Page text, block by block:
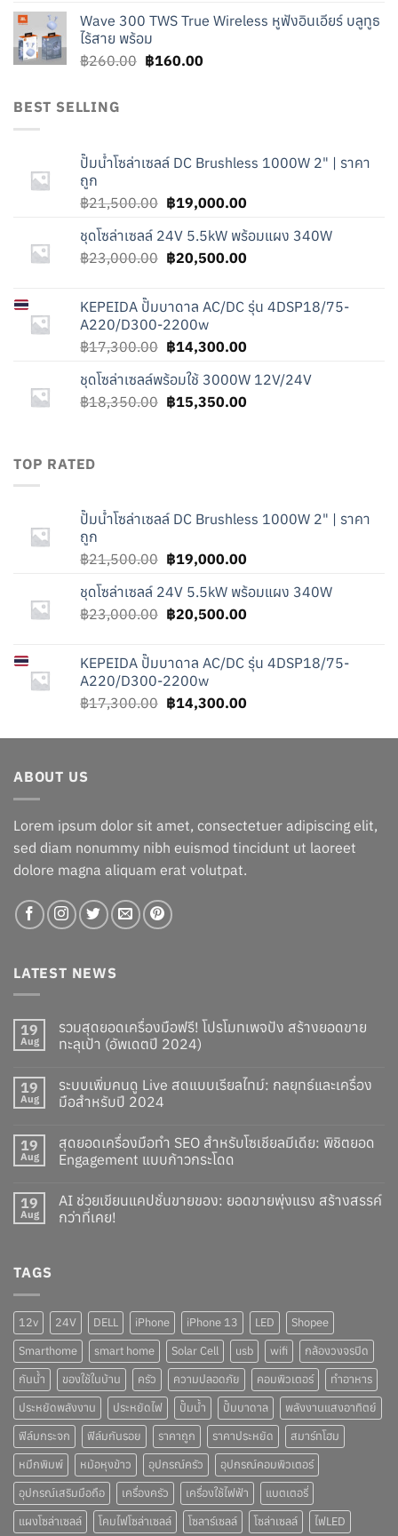
฿276.00.฿176.00.
Wave 300 TWS True Wireless หูฟังอินเอียร์ บลูทูธ
ไร้สาย พร้อม
฿260.00 Original
฿160.00Current
BEST SELLING
ปั๊มน้ำโซล่าเซลล์ DC Brushless 1000W 2" | ราคา
ถูก
฿21,500.00 Original
was:
฿21,500.00.
฿19,000.00Current
is:
฿19,000.00.
ชุดโซล่าเซลล์ 24V 5.5kW พร้อมแผง 340W
฿23,000.00 Original
฿23,000.00.
฿20,500.00Current
฿20,500.00.
KEPEIDA ปั๊มบาดาล AC/DC รุ่น 4DSP18/75-
A220/D300-2200w
฿17,300.00 Original
was:
฿17,300.00.
฿14,300.00Current
is:
฿14,300.00.
ชุดโซล่าเซลล์พร้อมใช้ 3000W 12V/24V
฿18,350.00 Original
฿15,350.00Current
TOP RATED
ปั๊มน้ำโซล่าเซลล์ DC Brushless 1000W 2" | ราคา
ถูก
฿21,500.00 Original
was:
฿21,500.00.
฿19,000.00Current
is:
฿19,000.00.
ชุดโซล่าเซลล์ 24V 5.5kW พร้อมแผง 340W
฿23,000.00 Original
฿23,000.00.
฿20,500.00Current
฿20,500.00.
KEPEIDA ปั๊มบาดาล AC/DC รุ่น 4DSP18/75-
A220/D300-2200w
฿17,300.00 Original
was:
฿14,300.00Current
is:
ABOUT US
Lorem ipsum dolor sit amet, consectetuer adipiscing elit,
sed diam nonummy nibh euismod tincidunt ut laoreet
dolore magna aliquam erat volutpat.
LATEST NEWS
19
Aug
รวมสุดยอดเครื่องมือฟรี! โปรโมทเพจปัง สร้างยอดขาย
ทะลุเป้า (อัพเดตปี 2024)
19
Aug
ระบบเพิ่มคนดู Live สดแบบเรียลไทม์: กลยุทธ์และเครื่อง
มือสำหรับปี 2024
19
Aug
สุดยอดเครื่องมือทำ SEO สำหรับโซเชียลมีเดีย: พิชิตยอด
Engagement แบบก้าวกระโดด
19
Aug
AI ช่วยเขียนแคปชั่นขายของ: ยอดขายพุ่งแรง สร้างสรรค์
กว่าที่เคย!
TAGS
12v 24V DELL iPhone iPhone 13 LED
Shopee
Smarthome
smart home Solar Cell usb wifi
กล้องวงจรปิด
กันน้ำ
ของใช้ในบ้าน ครัว ความปลอดภัย คอมพิวเตอร์
ทำอาหาร
ประหยัดพลังงาน
ประหยัดไฟ ปั๊มน้ำ ปั๊มบาดาล
พลังงานแสงอาทิตย์
ฟิล์มกระจก
ฟิล์มกันรอย ราคาถูก ราคาประหยัด
สมาร์ทโฮม
หมึกพิมพ์
หม้อหุงข้าว อุปกรณ์ครัว
อุปกรณ์คอมพิวเตอร์
อุปกรณ์เสริมมือถือ
เครื่องครัว เครื่องใช้ไฟฟ้า
แบตเตอรี่
แผงโซล่าเซลล์
โคมไฟโซล่าเซลล์ โซลาร์เซลล์ โซล่าเซลล์ ไฟLED